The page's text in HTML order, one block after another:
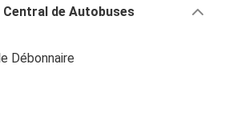
de Autobuses
Débonnaire